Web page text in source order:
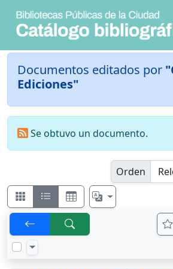
Documentos editados por
Ediciones"
Se obtuvo un documento.
Orden